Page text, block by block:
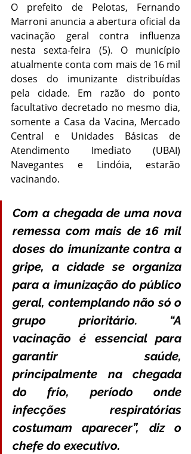
O prefeito de Pelotas, Fernando
Marroni anuncia a abertura oficial da
vacinação geral contra influenza
nesta sexta-feira (5). O município
atualmente conta com mais de 16 mil
doses do imunizante distribuídas
pela cidade. Em razão do ponto
facultativo decretado no mesmo dia,
somente a Casa da Vacina, Mercado
Central e Unidades Básicas de
Atendimento Imediato (UBAI)
Navegantes e Lindóia, estarão
vacinando.
Com a chegada de uma nova
remessa com mais de 16 mil
doses do imunizante contra a
gripe, a cidade se organiza
para a imunização do público
geral, contemplando não só o
grupo prioritário. “A
vacinação é essencial para
garantir saúde,
principalmente na chegada
do frio, período onde
infecções respiratórias
costumam aparecer”, diz o
chefe do executivo.